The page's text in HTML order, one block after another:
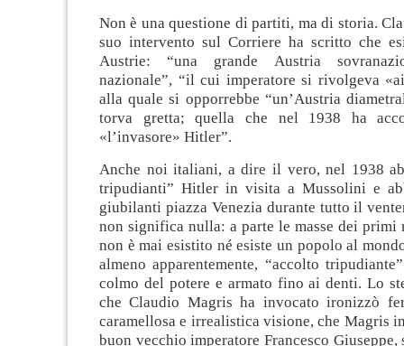
Non è una questione di partiti, ma di storia.
suo intervento sul Corriere ha scritto che
Austrie: “una grande Austria
nazionale”, “il cui imperatore si rivolgeva
alla quale si opporrebbe “un’Austria
torva gretta; quella che nel 1938 ha
«l’invasore» Hitler”.
Anche noi italiani, a dire il vero, nel 1938
tripudianti” Hitler in visita a Mussolini e
giubilanti piazza Venezia durante tutto il
non significa nulla: a parte le masse dei
non è mai esistito né esiste un popolo al
almeno apparentemente, “accolto
colmo del potere e armato fino ai denti. Lo
che Claudio Magris ha invocato ironizzò
caramellosa e irrealistica visione, che Magris
buon vecchio imperatore Francesco